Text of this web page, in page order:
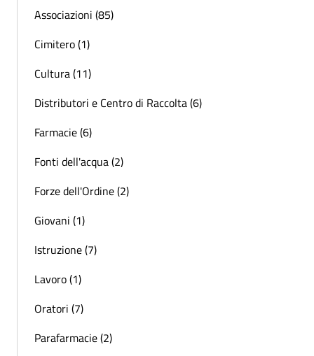
Associazioni (85)
Cimitero (1)
Cultura (11)
Distributori e Centro di Raccolta (6)
Farmacie (6)
Fonti dell'acqua (2)
Forze dell'Ordine (2)
Giovani (1)
Istruzione (7)
Lavoro (1)
Oratori (7)
Parafarmacie (2)